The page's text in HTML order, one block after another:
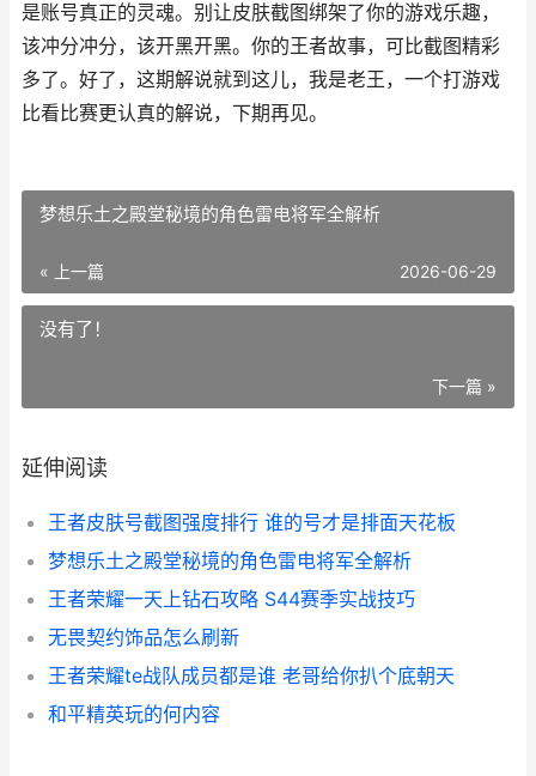
是账号真正的灵魂。别让皮肤截图绑架了你的游戏乐趣，
该冲分冲分，该开黑开黑。你的王者故事，可比截图精彩
多了。好了，这期解说就到这儿，我是老王，一个打游戏
比看比赛更认真的解说，下期再见。
梦想乐土之殿堂秘境的角色雷电将军全解析
« 上一篇 2026-06-29
没有了！
下一篇 »
延伸阅读
王者皮肤号截图强度排行 谁的号才是排面天花板
梦想乐土之殿堂秘境的角色雷电将军全解析
王者荣耀一天上钻石攻略 S44赛季实战技巧
无畏契约饰品怎么刷新
王者荣耀te战队成员都是谁 老哥给你扒个底朝天
和平精英玩的何内容